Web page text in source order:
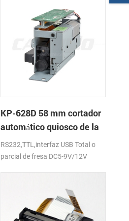
KP-628D 58 mm cortador
automático quiosco de la
impresora térmica
RS232,TTL,interfaz USB Total o
parcial de fresa DC5-9V/12V